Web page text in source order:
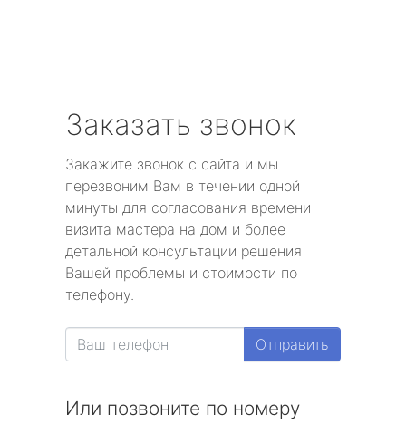
Заказать звонок
Закажите звонок с сайта и мы
перезвоним Вам в течении одной
минуты для согласования времени
визита мастера на дом и более
детальной консультации решения
Вашей проблемы и стоимости по
телефону.
Отправить
Или позвоните по номеру